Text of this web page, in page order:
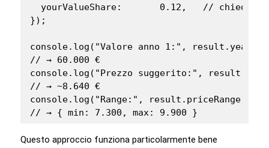
yourValueShare:       0.12,   // chiedi
});
console.log("Valore anno 1:",
// → 60.000 €
console.log("Prezzo suggerito:",
// → ~8.640 €
console.log("Range:", result.priceRange);
Questo approccio funziona particolarmente bene